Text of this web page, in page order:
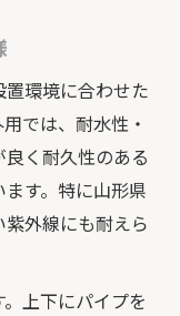
環境に合わせた
では、耐水性・
く耐久性のある
す。特に山形県
外線にも耐えら
上下にパイプを